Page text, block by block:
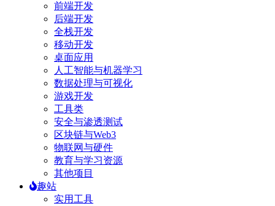
前端开发
后端开发
全栈开发
移动开发
桌面应用
人工智能与机器学习
数据处理与可视化
游戏开发
工具类
安全与渗透测试
区块链与Web3
物联网与硬件
教育与学习资源
其他项目
趣站
实用工具